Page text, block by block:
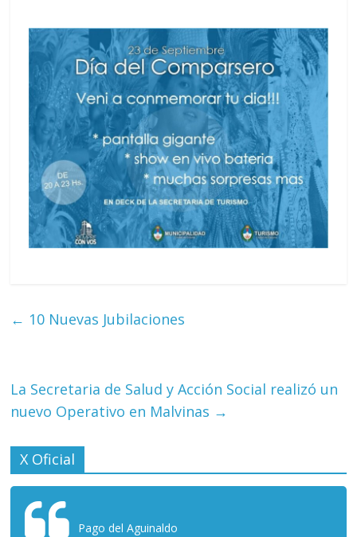
← 10 Nuevas Jubilaciones
La Secretaria de Salud y Acción Social realizó un
nuevo Operativo en Malvinas →
X Oficial
Pago del Aguinaldo